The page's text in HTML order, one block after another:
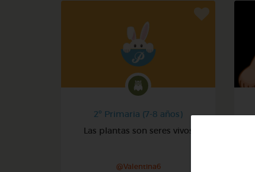
2º Primaria (7-8 años)
Las plantas son seres vivos
@Valentina6